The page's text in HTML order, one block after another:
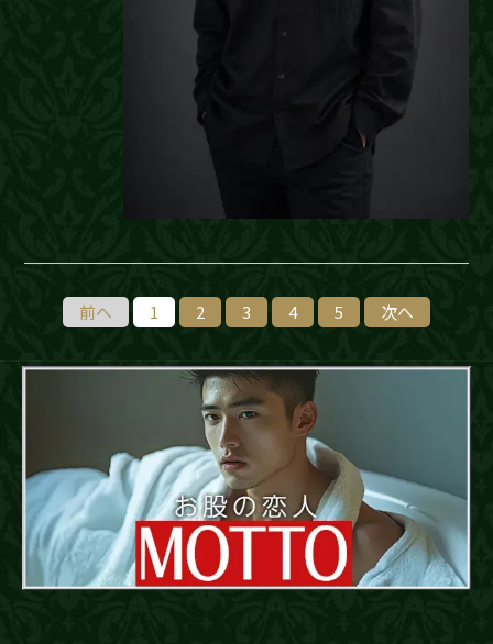
前へ 1 2 3 4 5 次へ